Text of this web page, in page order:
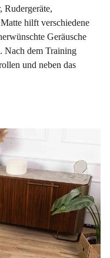
Rudergeräte,
hilft verschiedene
Geräusche
. Nach dem Training
und neben das